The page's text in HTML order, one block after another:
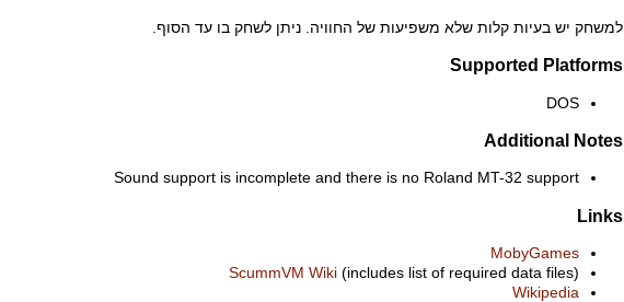
למשחק יש בעיות קלות שלא משפיעות של החוויה. ניתן לשחק בו עד הסוף.
Supported Platforms
DOS
Additional Notes
Sound support is incomplete and there is no Roland MT-32 support
Links
MobyGames
ScummVM Wiki (includes list of required data files)
Wikipedia